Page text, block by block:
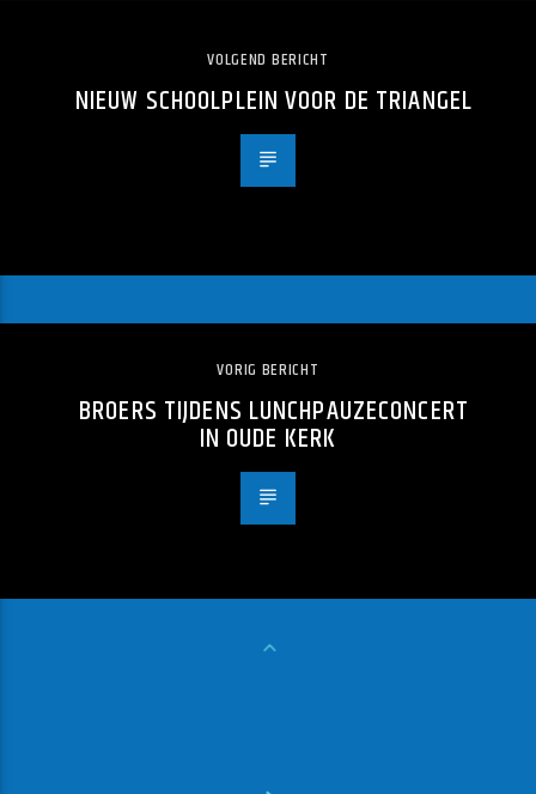
VOLGEND BERICHT
NIEUW SCHOOLPLEIN VOOR DE TRIANGEL
VORIG BERICHT
BROERS TIJDENS LUNCHPAUZECONCERT
IN OUDE KERK